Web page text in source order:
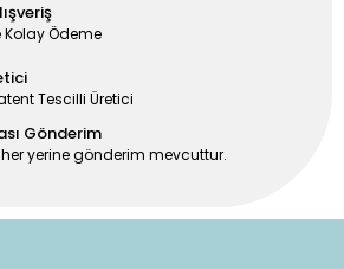
Kolay Ödeme
Tescilli Üretici
Gönderim
her yerine gönderim mevcuttur.